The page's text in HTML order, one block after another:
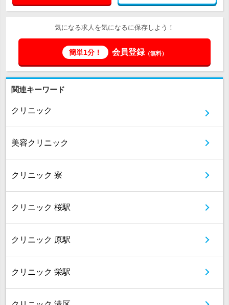
気になる求人を気になるに保存しよう！
簡単1分！ 会員登録（無料）
関連キーワード
クリニック
美容クリニック
クリニック 寮
クリニック 桜駅
クリニック 原駅
クリニック 栄駅